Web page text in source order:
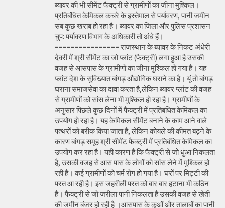
ब्यावर की भी सीमेंट फैक्ट्री से ग्रामीणों का जीना मुश्किल।
प्रतिबंधित केमिकल कचरे के इस्तेमाल से पर्यावरण, पानी जमीन
सब कुछ खराब हो रहा है। ब्यावर का जिला और पुलिस प्रशासन
चुप: पर्यावरण विभाग के अधिकारी तो अंधे हैं।
================ राजस्थान के ब्यावर के निकट अंधेरी
देवरी में श्री सीमेंट का जो प्लांट (फैक्ट्री) लगा हुआ है उसकी
वजह से आसपास के ग्रामीणों का जीना मुश्किल हो गया है। यह
प्लांट देश के सुविख्यात बांगड़ औद्योगिक घराने का है। यूं तो बांगड़
घराना समाजसेवा का दावा करता है,लेकिन ब्यावर प्लांट की वजह
से ग्रामीणों को सांस लेना भी मुश्किल हो रहा है। ग्रामीणों के
अनुसार पिछले कुछ दिनों में फैक्ट्री में प्रतिबंधित केमिकल का
उपयोग हो रहा है। यह केमिकल सीमेंट बनाने के काम आने वाले
पत्थरों को बरीक किया जाता है, लेकिन कोयले की कीमत बढ़ने के
कारण बांगड़ समूह श्री सीमेंट फैक्ट्री में प्रतिबंधित केमिकल का
उपयोग कर रहा है। यही कारण है कि फैक्ट्री से जो धुंआ निकलता
है, उसकी वजह से आस पास के लोगों को सांस लेने में मुश्किल हो
रही है। कई ग्रामीणों को चर्म रोग हो गया है। घरों पर मिट्टी की
परत आ रही है। इस जहरीली परत को बार बार हटाना भी कठिन
है। फैक्ट्री से जो जरीला पानी निकलता है उसकी वजह से खेती
की जमीन बंजर हो रही है ।आसपास के कुओं और तालाबों का पानी